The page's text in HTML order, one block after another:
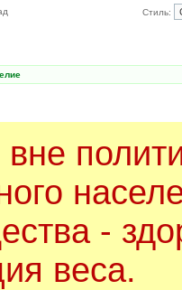
Стиль:
-
веса.